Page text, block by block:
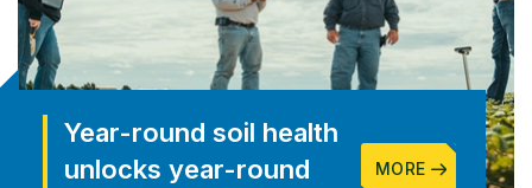
Year-round soil health
unlocks year-round
MORE